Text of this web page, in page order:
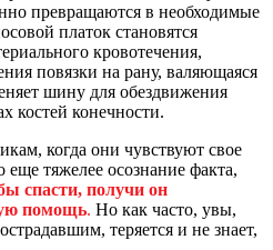
превращаются в необходимые
платок становятся
кровотечения,
повязки на рану, валяющаяся
шину для обездвижения
костей конечности.
когда они чувствуют свое
еще тяжелее осознание факта,
спасти, получи он
помощь. Но как часто, увы,
теряется и не знает,